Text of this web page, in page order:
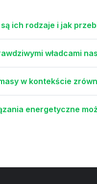
ich rodzaje i jak
władcami
w kontekście
energetyczne